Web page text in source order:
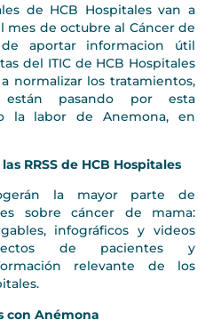
de HCB Hospitales van a
mes de octubre al Cáncer de
aportar informacion útil
del ITIC de HCB Hospitales
normalizar los tratamientos,
pasando por esta
la labor de Anemona, en
RRSS de HCB Hospitales
la mayor parte de
sobre cáncer de mama:
infográficos y videos
de pacientes y
relevante de los
con Anémona